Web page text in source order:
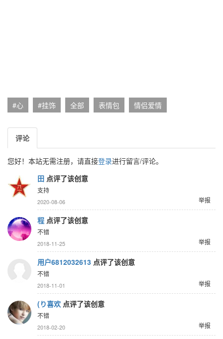
#心 #挂饰 全部 表情包 情侣爱情
评论
您好！本站无需注册，请直接登录进行留言/评论。
田 点评了该创意
支持
举报
2020-08-06
程 点评了该创意
不错
举报
2018-11-25
用户6812032613 点评了该创意
不错
举报
2018-11-01
(り喜欢 点评了该创意
不错
举报
2018-02-20